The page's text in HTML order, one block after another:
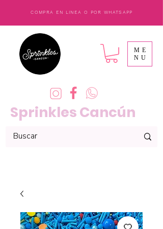
COMPRA EN LINEA O POR WHATSAPP
Sprinkles Cancún
ME
NU